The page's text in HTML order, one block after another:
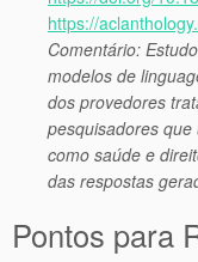
https://
Comentário:
modelos de
dos provedores
pesquisadores que
como saúde e
das respostas
Pontos para